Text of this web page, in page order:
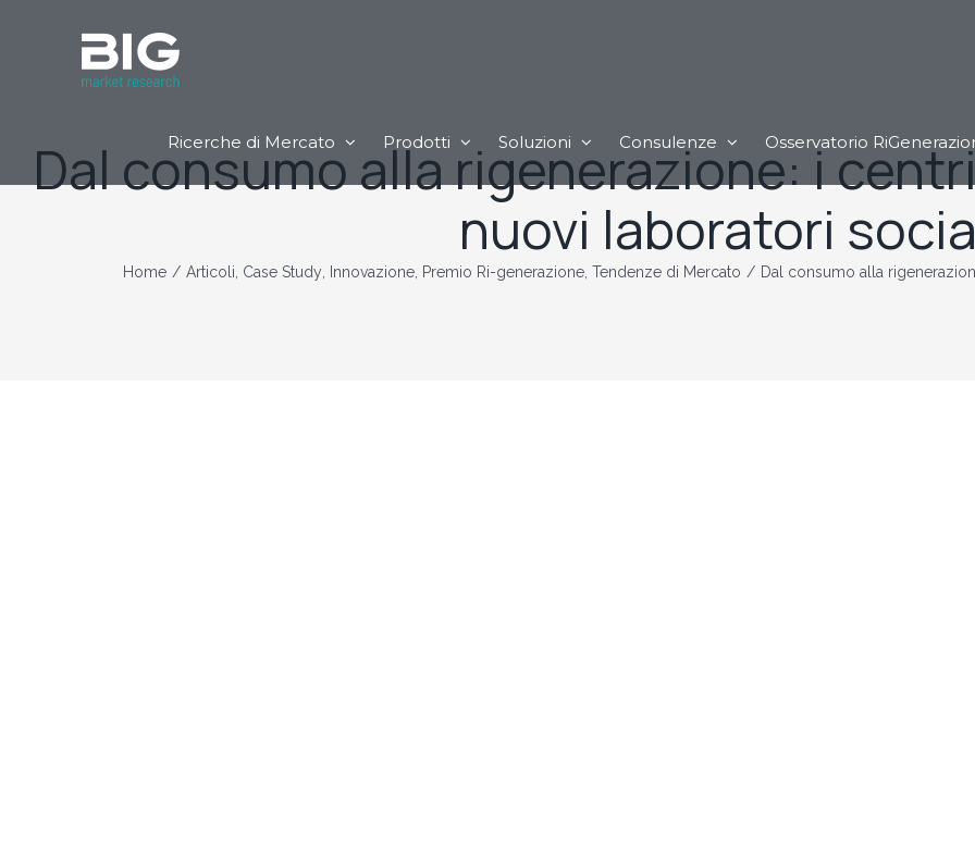
Ricerche di Mercato Prodotti Soluzioni Consulenze Osservatorio
Dal consumo alla rigenerazione: i
nuovi laboratori
Home / Articoli Case Study Innovazione, Premio Ri-generazione, Tendenze di Mercato / Dal consumo alla